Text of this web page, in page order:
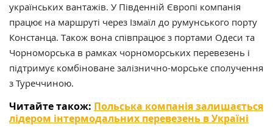
українських вантажів. У Південній Європі компанія
працює на маршруті через Ізмаїл до румунського порту
Констанца. Також вона співпрацює з портами Одеси та
Чорноморська в рамках чорноморських перевезень і
підтримує комбіноване залізнично-морське сполучення
з Туреччиною.
Читайте також: Польська компанія залишається
лідером інтермодальних перевезень в Україні